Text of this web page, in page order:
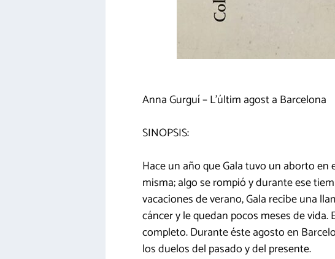
Anna Gurguí – L’últim agost a Barcelona
SINOPSIS:
Hace un año que Gala tuvo un aborto en
misma; algo se rompió y durante ese
vacaciones de verano, Gala recibe una
cáncer y le quedan pocos meses de
completo. Durante éste agosto en
los duelos del pasado y del presente.